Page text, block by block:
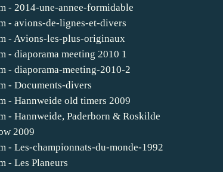
- 2014-une-annee-formidable
- avions-de-lignes-et-divers
- Avions-les-plus-originaux
- diaporama meeting 2010 1
- diaporama-meeting-2010-2
- Documents-divers
- Hannweide old timers 2009
- Hannweide, Paderborn & Roskilde
2009
- Les-championnats-du-monde-1992
- Les Planeurs